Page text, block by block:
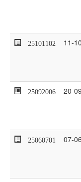
25101102 11-
25092006 20-
25060701 07-